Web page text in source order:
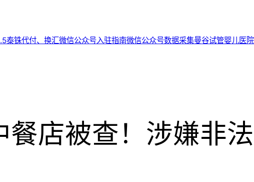
泰铢代付、换汇微信公众号入驻指南微信公众号数据采集曼谷试管婴儿医院
餐店被查！涉嫌非